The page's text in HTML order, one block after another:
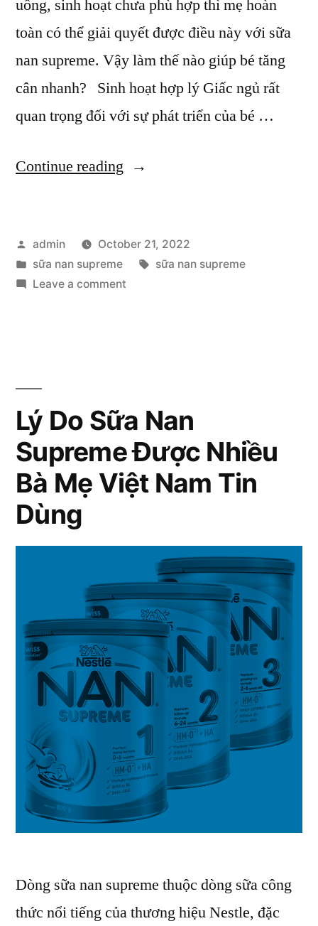
uống, sinh hoạt chưa phù hợp thì mẹ hoàn
toàn có thể giải quyết được điều này với sữa
nan supreme. Vậy làm thế nào giúp bé tăng
cân nhanh? Sinh hoạt hợp lý Giấc ngủ rất
quan trọng đối với sự phát triển của bé …
Continue reading “Giúp
cân
nhanh
Posted
by
admin
October 21, 2022
Posted
in
sữa nan supreme Tags:
sữa nan supreme
Leave a commenton
sữa
nan
supreme
Lý Do Sữa Nan
Supreme Được Nhiều
Bà Mẹ Việt Nam Tin
Dùng
Dòng sữa nan supreme thuộc dòng sữa công
thức nổi tiếng của thương hiệu Nestle, đặc